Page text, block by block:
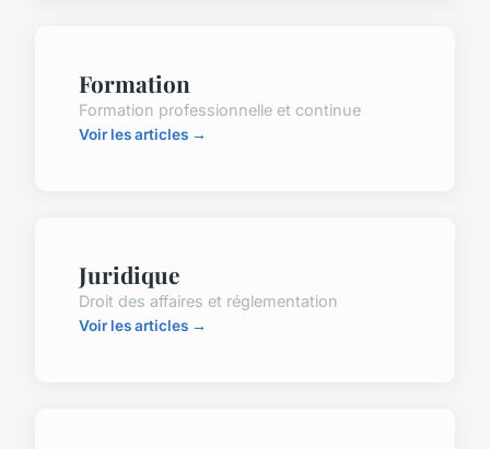
Formation
Formation professionnelle et continue
Voir les articles →
Juridique
Droit des affaires et réglementation
Voir les articles →